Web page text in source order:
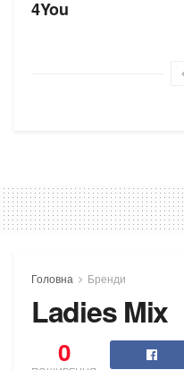
4You
Головна Бренди
Ladies Mix
0